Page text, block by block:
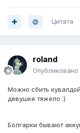
Цитата
roland
Опубликовано
Можно сбить
девушке тяжело :)
Болгарки бывают